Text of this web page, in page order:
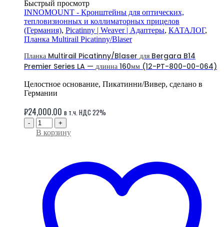
Быстрый просмотр
INNOMOUNT - Кронштейны для оптических,
тепловизионных и коллиматорных прицелов
(Германия), Picatinny | Weaver | Адаптеры, КАТАЛОГ,
Планка Multirail Picatinny/Blaser
Планка Multirail Picatinny/Blaser для Bergara B14
Premier Series LA — длинна 160мм (12-PT-800-00-064)
Целостное основание, Пикатинни/Вивер, сделано в
Германии
₽24,000.00 в т.ч. НДС 22%
- +
В корзину